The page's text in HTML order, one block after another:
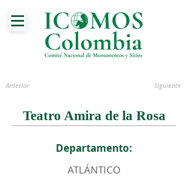
Anterior Siguiente
Teatro Amira de la Rosa
Departamento:
ATLÁNTICO